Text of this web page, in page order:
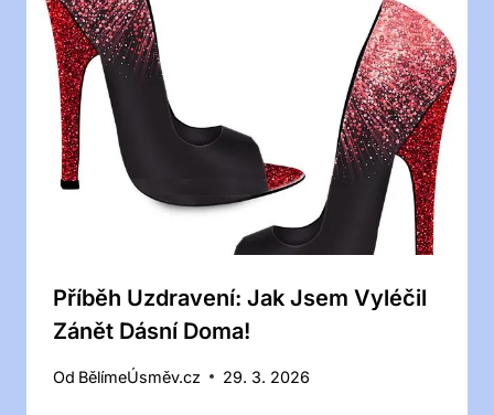
Příběh Uzdravení: Jak Jsem Vyléčil
Zánět Dásní Doma!
Od BělímeÚsměv.cz 29. 3. 2026